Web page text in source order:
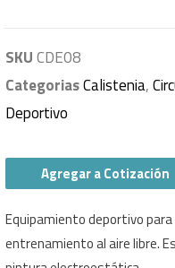
SKUCDE08
CategoriasCalistenia,
Deportivo
Agregar a Cotización
Equipamiento deportivo
entrenamiento al aire libre.